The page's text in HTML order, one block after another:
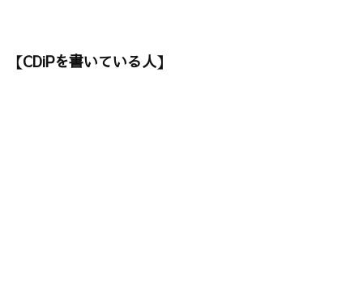
【CDiPを書いている人】